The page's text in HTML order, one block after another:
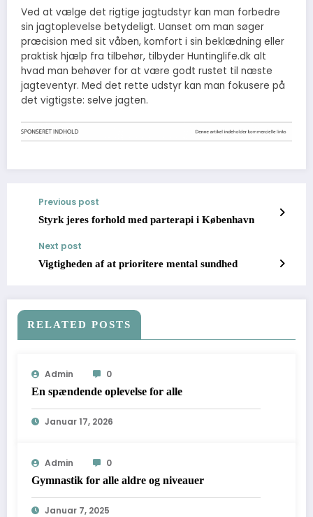
Ved at vælge det rigtige jagtudstyr kan man forbedre
sin jagtoplevelse betydeligt. Uanset om man søger
præcision med sit våben, komfort i sin beklædning eller
praktisk hjælp fra tilbehør, tilbyder Huntinglife.dk alt
hvad man behøver for at være godt rustet til næste
jagteventyr. Med det rette udstyr kan man fokusere på
det vigtigste: selve jagten.
Previous post
Styrk jeres forhold med parterapi i København
Next post
Vigtigheden af at prioritere mental sundhed
RELATED POSTS
Admin
0
En spændende oplevelse for alle
Januar 17, 2026
Admin
0
Gymnastik for alle aldre og niveauer
Januar 7, 2025